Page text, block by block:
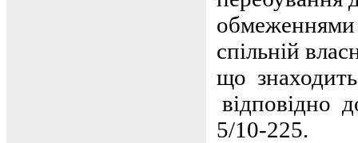
обмеженнями
спільній
що
відповідно
5/10-225.